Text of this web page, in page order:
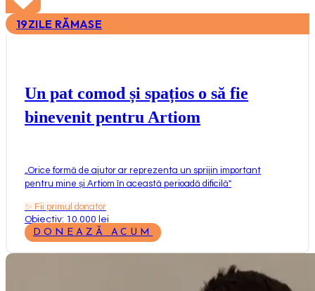
19ZILE RĂMASE
Un pat comod și spațios o să fie
binevenit pentru Artiom
Orice formă de ajutor ar reprezenta un sprijin important
pentru mine și Artiom în această perioadă dificilă"
✨ Fii primul donator
Obiectiv: 10.000 lei
DONEAZĂ ACUM